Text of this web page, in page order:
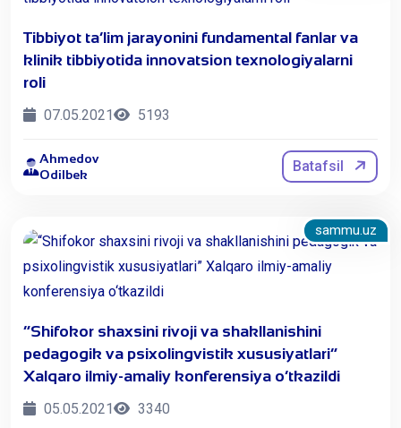
Tibbiyot ta’lim jarayonini fundamental fanlar va
klinik tibbiyotida innovatsion texnologiyalarni
roli
07.05.2021 5193
Ahmedov
Odilbek
Batafsil
sammu.uz
“Shifokor shaxsini rivoji va shakllanishini
pedagogik va psixolingvistik xususiyatlari”
Xalqaro ilmiy-amaliy konferensiya o‘tkazildi
05.05.2021 3340